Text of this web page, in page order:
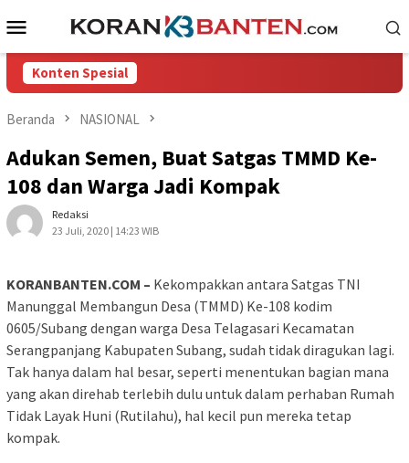
ke
Menu
Mobile
Konten Spesial
Beranda NASIONAL
Adukan Semen, Buat Satgas TMMD Ke-
108 dan Warga Jadi Kompak
Redaksi
23 Juli, 2020 | 14:23 WIB
KORANBANTEN.COM – Kekompakkan antara Satgas TNI
Manunggal Membangun Desa (TMMD) Ke-108 kodim
0605/Subang dengan warga Desa Telagasari Kecamatan
Serangpanjang Kabupaten Subang, sudah tidak diragukan lagi.
Tak hanya dalam hal besar, seperti menentukan bagian mana
yang akan direhab terlebih dulu untuk dalam perhaban Rumah
Tidak Layak Huni (Rutilahu), hal kecil pun mereka tetap
kompak.